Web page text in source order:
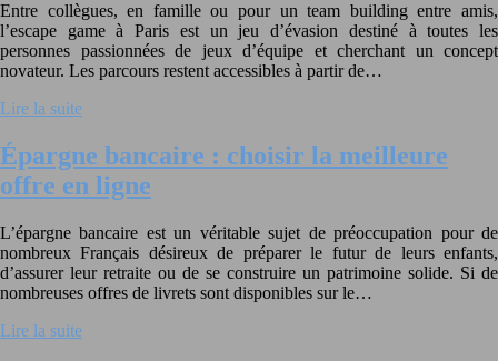
Entre collègues, en famille ou pour un team building entre amis,
l’escape game à Paris est un jeu d’évasion destiné à toutes les
personnes passionnées de jeux d’équipe et cherchant un concept
novateur. Les parcours restent accessibles à partir de…
Lire la suite
Épargne bancaire : choisir la meilleure
offre en ligne
L’épargne bancaire est un véritable sujet de préoccupation pour de
nombreux Français désireux de préparer le futur de leurs enfants,
d’assurer leur retraite ou de se construire un patrimoine solide. Si de
nombreuses offres de livrets sont disponibles sur le…
Lire la suite